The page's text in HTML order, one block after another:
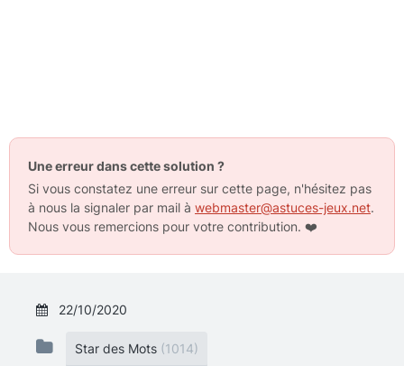
Une erreur dans cette solution ?
Si vous constatez une erreur sur cette page, n'hésitez pas
à nous la signaler par mail à webmaster@astuces-jeux.net.
Nous vous remercions pour votre contribution. ❤️
22/10/2020
Star des Mots (1014)